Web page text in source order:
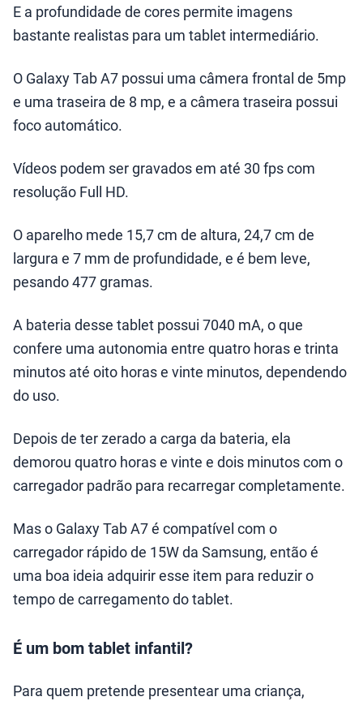
E a profundidade de cores permite imagens
bastante realistas para um tablet intermediário.
O Galaxy Tab A7 possui uma câmera frontal de 5mp
e uma traseira de 8 mp, e a câmera traseira possui
foco automático.
Vídeos podem ser gravados em até 30 fps com
resolução Full HD.
O aparelho mede 15,7 cm de altura, 24,7 cm de
largura e 7 mm de profundidade, e é bem leve,
pesando 477 gramas.
A bateria desse tablet possui 7040 mA, o que
confere uma autonomia entre quatro horas e trinta
minutos até oito horas e vinte minutos, dependendo
do uso.
Depois de ter zerado a carga da bateria, ela
demorou quatro horas e vinte e dois minutos com o
carregador padrão para recarregar completamente.
Mas o Galaxy Tab A7 é compatível com o
carregador rápido de 15W da Samsung, então é
uma boa ideia adquirir esse item para reduzir o
tempo de carregamento do tablet.
É um bom tablet infantil?
Para quem pretende presentear uma criança,